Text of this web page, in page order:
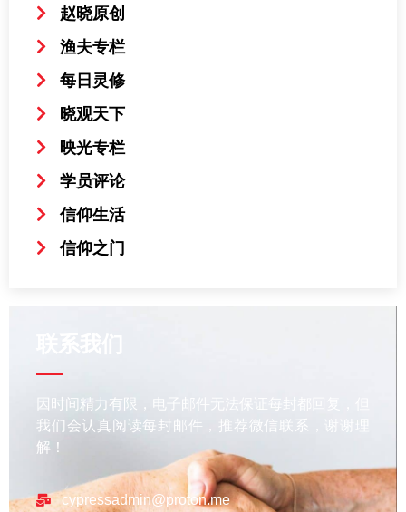
赵晓原创
渔夫专栏
每日灵修
晓观天下
映光专栏
学员评论
信仰生活
信仰之门
因时间精力有限，电子邮件无法保证每封都回复，但
我们会认真阅读每封邮件，推荐微信联系，谢谢理
解！
cypressadmin@proton.me